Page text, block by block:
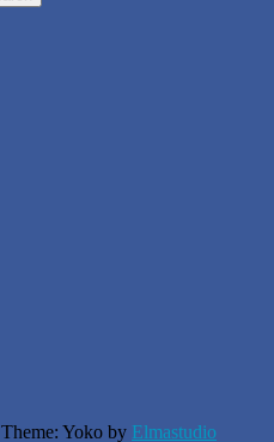
Theme: Yoko by Elmastudio